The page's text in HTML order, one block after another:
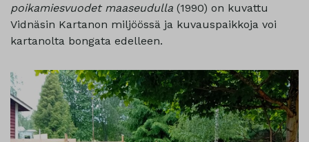
poikamiesvuodet maaseudulla (1990) on kuvattu
Vidnäsin Kartanon miljöössä ja kuvauspaikkoja voi
kartanolta bongata edelleen.